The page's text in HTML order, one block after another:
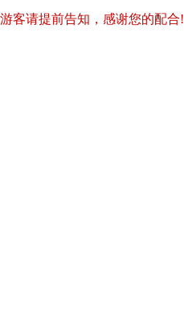
客请提前告知，感谢您的配合!